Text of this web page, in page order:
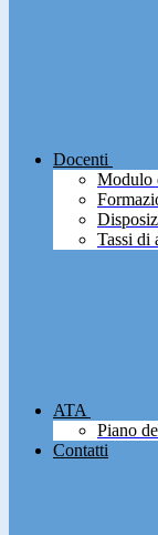
Docenti
Modulo
Tassi di
ATA
Piano
Contatti